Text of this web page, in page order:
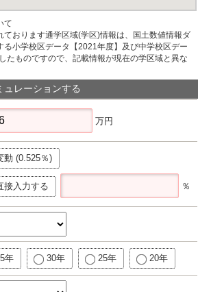
て
ております通学区域(学区)情報は、国土数値情報ダ
る小学校区データ【2021年度】及び中学校区デー
たものですので、記載情報が現在の学区域と異な
ュレーションする
万円
動 (0.525％)
接入力する ％
年 30年 25年 20年